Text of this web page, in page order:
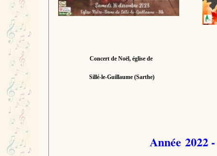
Concert de Noël, église de
Sillé-le-Guillaume (Sarthe)
Année 2022